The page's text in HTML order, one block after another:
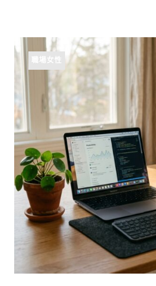
職場女性